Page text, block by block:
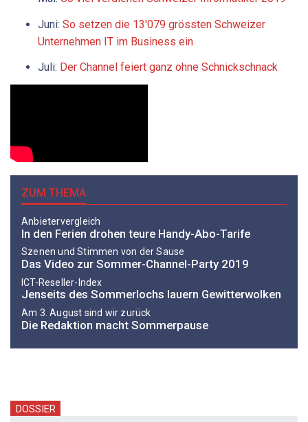
Juni: So setzen die 13'079 grössten Schweizer
Unternehmen IT im Business ein
Juli: Der Channel feiert ganz ohne Schnickschnack
ZUM THEMA
Anbietervergleich
In den Ferien drohen teure Handy-Abo-Tarife
Szenen und Stimmen von der Sause
Das Video zur Sommer-Channel-Party 2019
ICT-Reseller-Index
Jenseits des Sommerlochs lauern Gewitterwolken
Am 3. August sind wir zurück
Die Redaktion macht Sommerpause
DOSSIER